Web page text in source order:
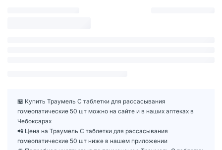
🏪 Купить Траумель С таблетки для рассасывания
гомеопатические 50 шт можно на сайте и в наших аптеках в
Чебоксарах
📲 Цена на Траумель С таблетки для рассасывания
гомеопатические 50 шт ниже в нашем приложении